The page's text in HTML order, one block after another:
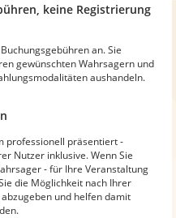
keine Registrierung
an. Sie
gewünschten Wahrsagern und
aushandeln.
professionell präsentiert -
Nutzer inklusive. Wenn Sie
- für Ihre Veranstaltung
die Möglichkeit nach Ihrer
und helfen damit